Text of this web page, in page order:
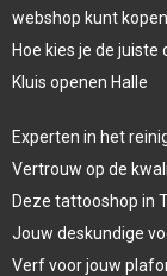
webshop kunt kopen
Hoe kies je de juiste
Kluis openen Halle
Experten in het
Vertrouw op de
Deze tattooshop in
Jouw deskundige
Verf voor jouw